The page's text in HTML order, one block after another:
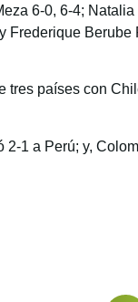
6-0, 6-4;
Frederique Berube
tres países con
1 a Perú; y,